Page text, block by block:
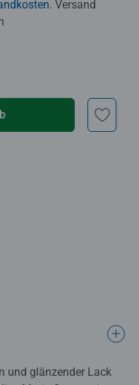
. Versand
und glänzender Lack